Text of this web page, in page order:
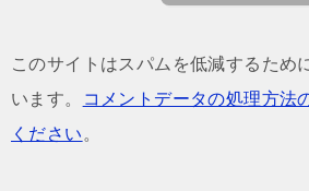
このサイトはスパムを低減するため
います。
コメントデータの処理方法
ください 。